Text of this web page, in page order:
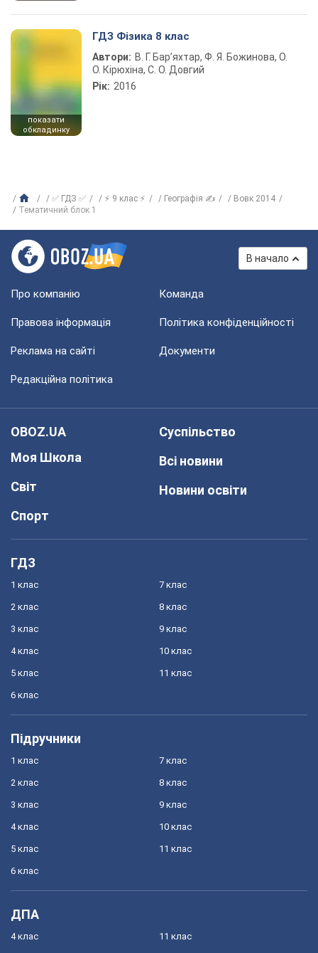
показати
обкладинку
ГДЗ Фізика 8 клас
Автори: В. Г. Бар’яхтар, Ф. Я. Божинова, О.
О. Кірюхіна, С. О. Довгий
Рік: 2016
✅ ГДЗ ✅ ⚡ 9 клас ⚡ Географія ✍
Вовк 2014
Тематичний блок 1
В начало
Про компанію Команда
Правова інформація Політика конфіденційності
Реклама на сайті Документи
Редакційна політика
OBOZ.UA
Моя Школа
Світ
Спорт
Суспільство
Всі новини
Новини освіти
ГДЗ
1 клас
2 клас
3 клас
4 клас
5 клас
6 клас
7 клас
8 клас
9 клас
10 клас
11 клас
Підручники
1 клас
2 клас
3 клас
4 клас
5 клас
6 клас
7 клас
8 клас
9 клас
10 клас
11 клас
ДПА
4 клас 11 клас